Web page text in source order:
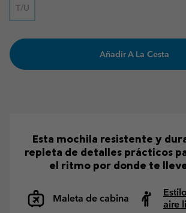
T/U
Añadir A La Cesta
Esta mochila resistente y
repleta de detalles prácticos
el ritmo por donde te
Maleta de cabina
aire